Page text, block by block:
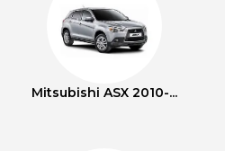
Mitsubishi ASX 2010-...